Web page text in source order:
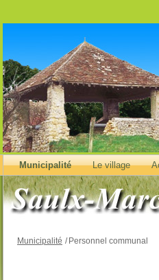
Municipalité Le village
Municipalité / Personnel communal